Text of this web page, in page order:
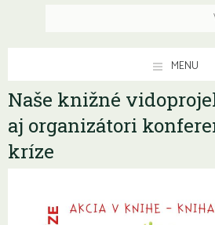
MENU
Naše knižné
aj organizátori
kríze